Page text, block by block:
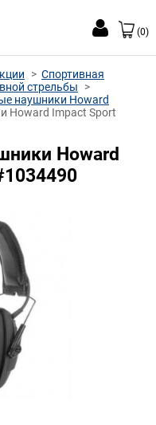
(0)
Спортивная
стрельбы
наушники Howard
Howard Impact Sport
Howard